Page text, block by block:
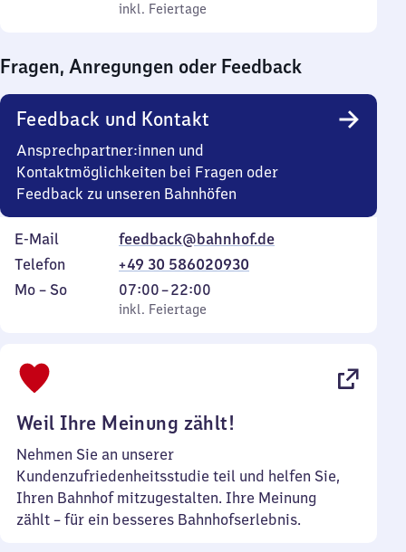
inkl. Feiertage
0
0
Uhr
inkl. Feiertage
Fragen, Anregungen oder Feedback
Feedback und Kontakt
Ansprechpartner:innen und
Kontaktmöglichkeiten bei Fragen oder
Feedback zu unseren Bahnhöfen
E-Mail
feedback@bahnhof.de
Telefon
+49 30 586020930
Montag
Mo – So,
inkl. Feiertage
07:00–22:00
Von
7
inkl. Feiertage
Weil Ihre Meinung zählt!
Nehmen Sie an unserer
Kundenzufriedenheitsstudie teil und helfen Sie,
Ihren Bahnhof mitzugestalten. Ihre Meinung
zählt – für ein besseres Bahnhofserlebnis.